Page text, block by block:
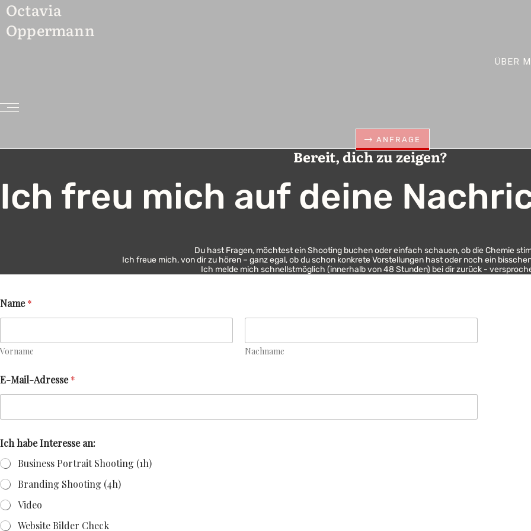
springen
Octavia
Oppermann
ÜBER
ANFRAGE
Bereit, dich zu zeigen?
Ich freu mich auf deine
Du hast Fragen, möchtest ein Shooting buchen oder einfach schauen, ob die Chemie
Ich freue mich, von dir zu hören – ganz egal, ob du schon konkrete Vorstellungen hast oder noch ein
Ich melde mich schnellstmöglich (innerhalb von 48 Stunden) bei dir zurück -
Name*
Vorname Nachname
E-Mail-Adresse*
Ich habe Interesse an:
Business Portrait Shooting (1h)
Branding Shooting (4h)
Video
Website Bilder Check